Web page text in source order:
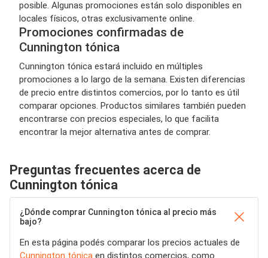
posible. Algunas promociones están solo disponibles en
locales físicos, otras exclusivamente online.
Promociones confirmadas de
Cunnington tónica
Cunnington tónica estará incluido en múltiples
promociones a lo largo de la semana. Existen diferencias
de precio entre distintos comercios, por lo tanto es útil
comparar opciones. Productos similares también pueden
encontrarse con precios especiales, lo que facilita
encontrar la mejor alternativa antes de comprar.
Preguntas frecuentes acerca de
Cunnington tónica
¿Dónde comprar Cunnington tónica al precio más
bajo?
En esta página podés comparar los precios actuales de
Cunnington tónica en distintos comercios, como